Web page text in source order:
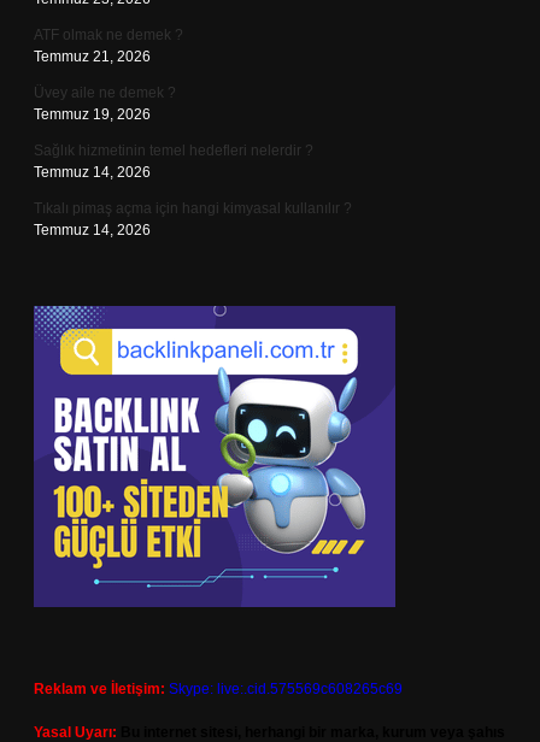
ATF olmak ne demek ?
Temmuz 21, 2026
Üvey aile ne demek ?
Temmuz 19, 2026
Sağlık hizmetinin temel hedefleri nelerdir ?
Temmuz 14, 2026
Tıkalı pimaş açma için hangi kimyasal kullanılır ?
Temmuz 14, 2026
Reklam ve İletişim: Skype: live:.cid.575569c608265c69
Yasal Uyarı: